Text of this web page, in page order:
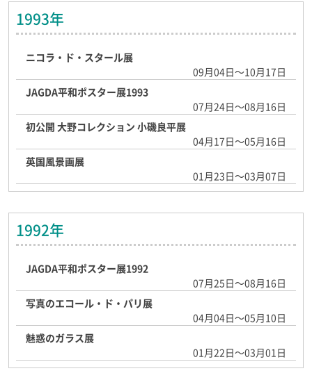
1993年
ニコラ・ド・スタール展
09月04日～10月17日
JAGDA平和ポスター展1993
07月24日～08月16日
初公開 大野コレクション 小磯良平展
04月17日～05月16日
英国風景画展
01月23日～03月07日
1992年
JAGDA平和ポスター展1992
07月25日～08月16日
写真のエコール・ド・パリ展
04月04日～05月10日
魅惑のガラス展
01月22日～03月01日